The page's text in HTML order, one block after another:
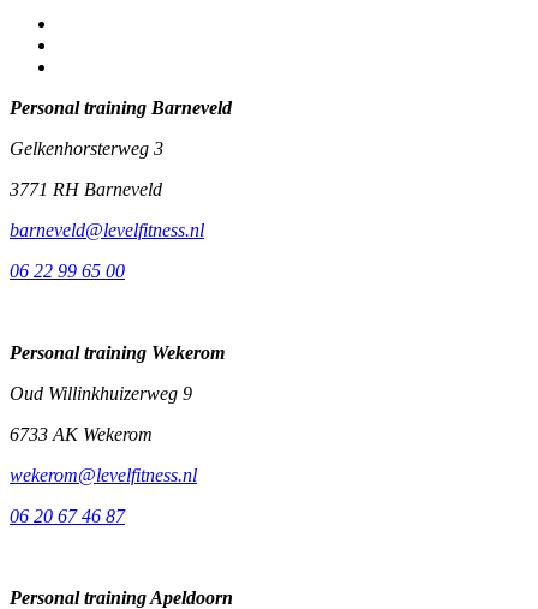
Personal training Barneveld
Gelkenhorsterweg 3
3771 RH Barneveld
barneveld@levelfitness.nl
06 22 99 65 00
Personal training Wekerom
Oud Willinkhuizerweg 9
6733 AK Wekerom
wekerom@levelfitness.nl
06 20 67 46 87
Personal training Apeldoorn